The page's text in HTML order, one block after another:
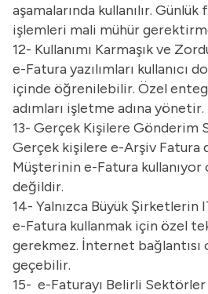
aşamalarında kullanılır.
işlemleri mali mühür
12- Kullanımı Karmaşık ve
e-Fatura yazılımları kullanıcı
içinde öğrenilebilir. Özel
adımları işletme adına yönetir.
13- Gerçek Kişilere Gönderim
Gerçek kişilere e-Arşiv Fatura
Müşterinin e-Fatura kullanıyor
değildir.
14- Yalnızca Büyük Şirketlerin
e-Fatura kullanmak için özel
gerekmez. İnternet bağlantısı
geçebilir.
15- e-Faturayı Belirli Sektörler